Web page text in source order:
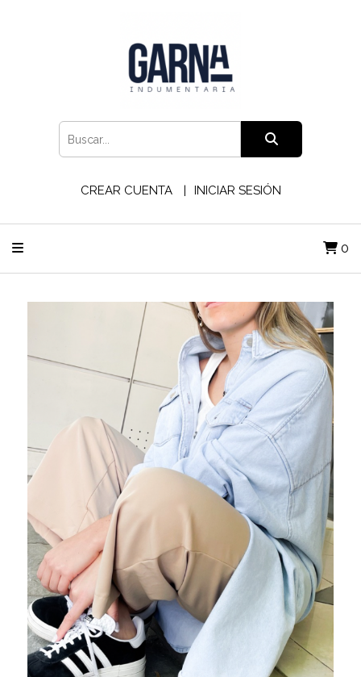
CREAR CUENTA INICIAR SESIÓN
0